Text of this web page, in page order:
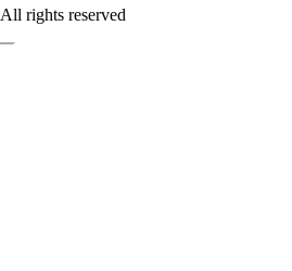
All rights reserved